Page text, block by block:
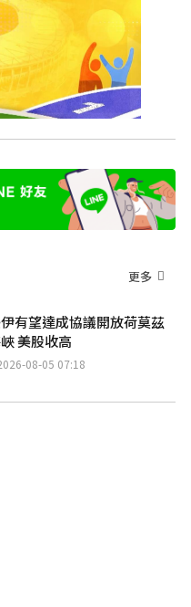
更多
有望達成協議開放荷莫茲
美股收高
08-05 07:18